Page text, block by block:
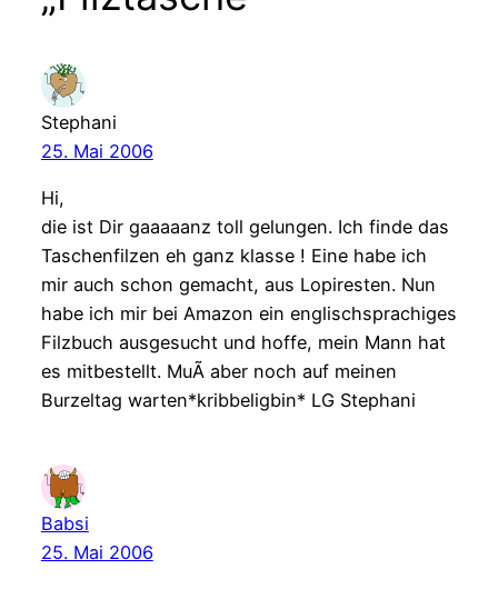
Stephani
25. Mai 2006
Hi,
die ist Dir gaaaaanz toll gelungen. Ich finde das
Taschenfilzen eh ganz klasse ! Eine habe ich
mir auch schon gemacht, aus Lopiresten. Nun
habe ich mir bei Amazon ein englischsprachiges
Filzbuch ausgesucht und hoffe, mein Mann hat
es mitbestellt. MuÃ aber noch auf meinen
Burzeltag warten*kribbeligbin* LG Stephani
Babsi
25. Mai 2006